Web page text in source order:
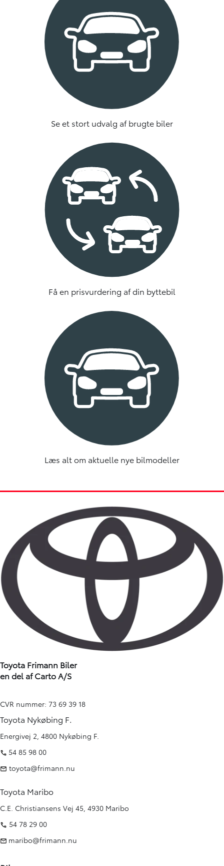
Se et stort udvalg af brugte biler
Få en prisvurdering af din byttebil
Læs alt om aktuelle nye bilmodeller
Toyota Frimann Biler
en del af Carto A/S
CVR nummer: 73 69 39 18
Toyota Nykøbing F.
Energivej 2, 4800 Nykøbing F.
54 85 98 00
toyota@frimann.nu
Toyota Maribo
C.E. Christiansens Vej 45, 4930 Maribo
54 78 29 00
maribo@frimann.nu